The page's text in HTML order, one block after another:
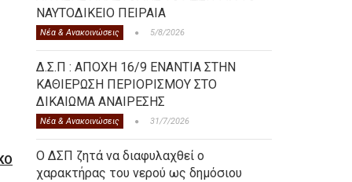
ΝΑΥΤΟΔΙΚΕΙΟ ΠΕΙΡΑΙΑ
Νέα & Ανακοινώσεις 5/8/2026
Δ.Σ.Π : ΑΠΟΧΗ 16/9 ΕΝΑΝΤΙΑ ΣΤΗΝ
ΚΑΘΙΕΡΩΣΗ ΠΕΡΙΟΡΙΣΜΟΥ ΣΤΟ
ΔΙΚΑΙΩΜΑ ΑΝΑΙΡΕΣΗΣ
Νέα & Ανακοινώσεις 31/7/2026
Ο ΔΣΠ ζητά να διαφυλαχθεί ο
χαρακτήρας του νερού ως δημόσιου